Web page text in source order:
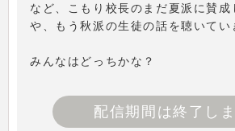
など、こもり校長のまだ夏派に賛成
や、もう秋派の生徒の話を聴いてい
みんなはどっちかな？
配信期間は終了し